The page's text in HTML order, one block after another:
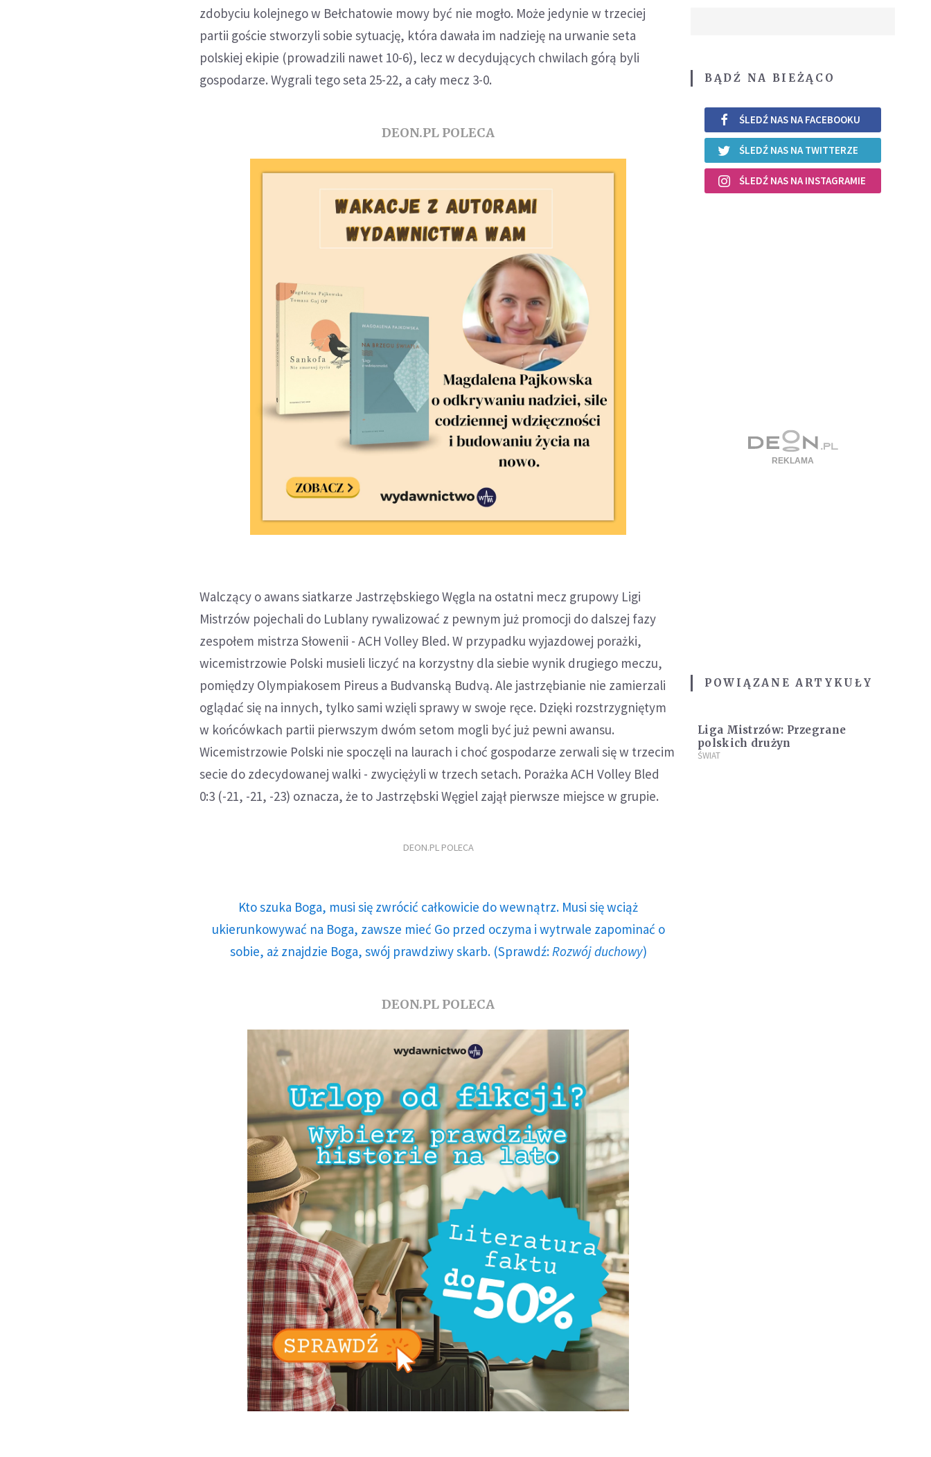
zdobyciu kolejnego w Bełchatowie mowy być nie mogło. Może jedynie w trzeciej
partii goście stworzyli sobie sytuację, która dawała im nadzieję na urwanie seta
polskiej ekipie (prowadzili nawet 10-6), lecz w decydujących chwilach górą byli
gospodarze. Wygrali tego seta 25-22, a cały mecz 3-0.
DEON.PL POLECA
Walczący o awans siatkarze Jastrzębskiego Węgla na ostatni mecz grupowy Ligi
Mistrzów pojechali do Lublany rywalizować z pewnym już promocji do dalszej fazy
zespołem mistrza Słowenii - ACH Volley Bled. W przypadku wyjazdowej porażki,
wicemistrzowie Polski musieli liczyć na korzystny dla siebie wynik drugiego meczu,
pomiędzy Olympiakosem Pireus a Budvanską Budvą. Ale jastrzębianie nie zamierzali
oglądać się na innych, tylko sami wzięli sprawy w swoje ręce. Dzięki rozstrzygniętym
w końcówkach partii pierwszym dwóm setom mogli być już pewni awansu.
Wicemistrzowie Polski nie spoczęli na laurach i choć gospodarze zerwali się w trzecim
secie do zdecydowanej walki - zwyciężyli w trzech setach. Porażka ACH Volley Bled
0:3 (-21, -21, -23) oznacza, że to Jastrzębski Węgiel zajął pierwsze miejsce w grupie.
DEON.PL POLECA
Kto szuka Boga, musi się zwrócić całkowicie do wewnątrz. Musi się wciąż
ukierunkowywać na Boga, zawsze mieć Go przed oczyma i wytrwale zapominać o
sobie, aż znajdzie Boga, swój prawdziwy skarb. (Sprawdź: Rozwój duchowy)
DEON.PL POLECA
BĄDŹ NA BIEŻĄCO
ŚLEDŹ NAS NA FACEBOOKU
ŚLEDŹ NAS NA TWITTERZE
ŚLEDŹ NAS NA INSTAGRAMIE
POWIĄZANE ARTYKUŁY
Liga Mistrzów: Przegrane
polskich drużyn
ŚWIAT